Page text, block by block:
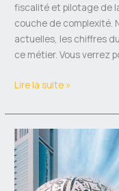
fiscalité et pilotage de
couche de complexité.
actuelles, les chiffres
ce métier. Vous verrez
Lire la suite »
Investir
dans
un
appartement